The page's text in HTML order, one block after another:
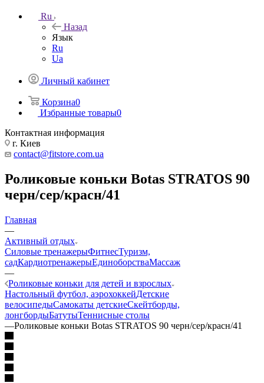
Ru
Назад
Язык
Ru
Ua
Личный кабинет
Корзина0
Избранные товары0
Контактная информация
г. Киев
contact@fitstore.com.ua
Роликовые коньки Botas STRATOS 90
черн/сер/красн/41
Главная
—
Активный отдых
Силовые тренажерыФитнесТуризм,
садКардиотренажерыЕдиноборстваМассаж
—
Роликовые коньки для детей и взрослых
Настольный футбол, аэрохоккейДетские
велосипедыСамокаты детскиеСкейтборды,
лонгбордыБатутыТеннисные столы
—Роликовые коньки Botas STRATOS 90 черн/сер/красн/41